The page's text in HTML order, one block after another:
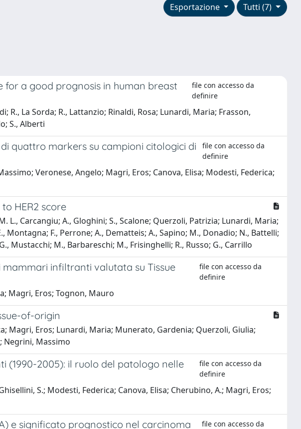
Tutti (7)
Esportazione
for a good prognosis in human breast
file con accesso da
definire
R., La Sorda; R., Lattanzio; Rinaldi, Rosa; Lunardi, Maria; Frasson,
S., Alberti
quattro markers su campioni citologici di
file con accesso da
definire
Veronese, Angelo; Magri, Eros; Canova, Elisa; Modesti, Federica;
HER2 score
L., Carcangiu; A., Gloghini; S., Scalone; Querzoli, Patrizia; Lunardi, Maria;
F., Perrone; A., Dematteis; A., Sapino; M., Donadio; N., Battelli;
Mustacchi; M., Barbareschi; M., Frisinghelli; R., Russo; G., Carrillo
infiltranti valutata su Tissue
file con accesso da
definire
Magri, Eros; Tognon, Mauro
of-origin
Magri, Eros; Lunardi, Maria; Munerato, Gardenia; Querzoli, Giulia;
Negrini, Massimo
2005): il ruolo del patologo nelle
file con accesso da
definire
S.; Modesti, Federica; Canova, Elisa; Cherubino, A.; Magri, Eros;
e significato prognostico nel carcinoma file con accesso da